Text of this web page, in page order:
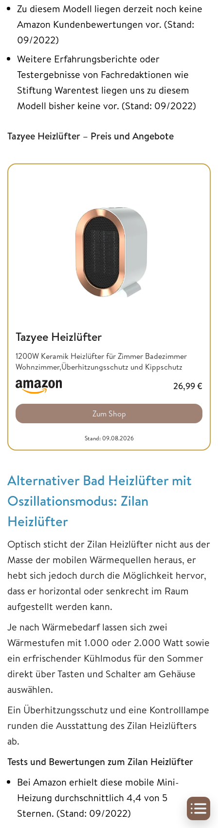
Zu diesem Modell liegen derzeit noch keine
Amazon Kundenbewertungen vor. (Stand:
09/2022)
Weitere Erfahrungsberichte oder
Testergebnisse von Fachredaktionen wie
Stiftung Warentest liegen uns zu diesem
Modell bisher keine vor. (Stand: 09/2022)
Tazyee Heizlüfter – Preis und Angebote
Tazyee Heizlüfter
1200W Keramik Heizlüfter für Zimmer Badezimmer
Wohnzimmer,Überhitzungsschutz und Kippschutz
26,99€
Zum Shop
Stand: 09.08.2026
Alternativer Bad Heizlüfter mit
Oszillationsmodus: Zilan
Heizlüfter
Optisch sticht der Zilan Heizlüfter nicht aus der
Masse der mobilen Wärmequellen heraus, er
hebt sich jedoch durch die Möglichkeit hervor,
dass er horizontal oder senkrecht im Raum
aufgestellt werden kann.
Je nach Wärmebedarf lassen sich zwei
Wärmestufen mit 1.000 oder 2.000 Watt sowie
ein erfrischender Kühlmodus für den Sommer
direkt über Tasten und Schalter am Gehäuse
auswählen.
Ein Überhitzungsschutz und eine Kontrolllampe
runden die Ausstattung des Zilan Heizlüfters
ab.
Tests und Bewertungen zum Zilan Heizlüfter
Bei Amazon erhielt diese mobile Mini-
Heizung durchschnittlich 4,4 von 5
Sternen. (Stand: 09/2022)